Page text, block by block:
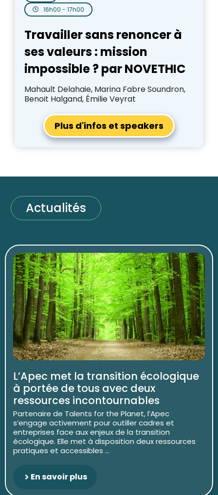
16h00 - 17h00
Travailler sans renoncer à
ses valeurs : mission
impossible ? par NOVETHIC
Mahault Delahaie, Marina Fabre Soundron,
Benoit Halgand, Émilie Veyrat
Plus d'infos et speakers
Actualités
L’Apec met la transition écologique
à portée de tous avec deux
ressources incontournables
Partenaire de Talents for the Planet, l’Apec
s’engage activement pour outiller cadres et
entreprises face aux enjeux de la transition
écologique. Elle met à disposition deux ressources
pratiques et accessibles ...
En savoir plus